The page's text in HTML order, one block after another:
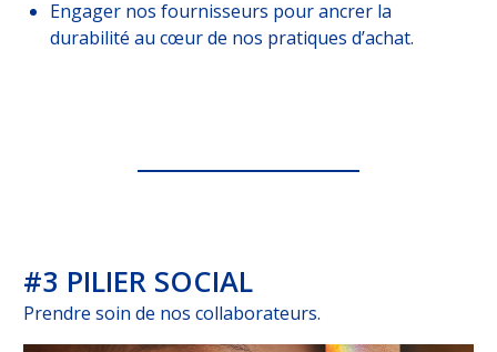
Engager nos fournisseurs pour ancrer la
durabilité au cœur de nos pratiques d’achat.
#3 PILIER SOCIAL
Prendre soin de nos collaborateurs.